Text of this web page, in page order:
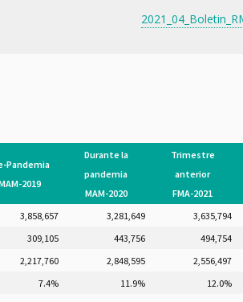
Pandemia
2019
Durante la
pandemia
MAM-2020
Trimestre
anterior
FMA-2021
3,858,657 3,281,649 3,635,794
309,105 443,756 494,754
2,217,760 2,848,595 2,556,497
7.4% 11.9% 12.0%